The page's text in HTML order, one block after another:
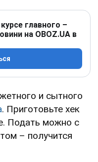
главного –
на OBOZ.UA в
и сытного
. Приготовьте хек
Подать можно с
– получится